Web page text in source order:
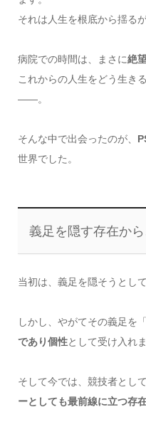
それは人生を根底から揺る
病院での時間は、まさに絶
これからの人生をどう生き
――。
そんな中で出会ったのが、
世界でした。
義足を隠す存在か
当初は、義足を隠そうとし
しかし、やがてその義足を
であり個性として受け入れま
そして今では、競技者とし
ーとしても最前線に立つ存